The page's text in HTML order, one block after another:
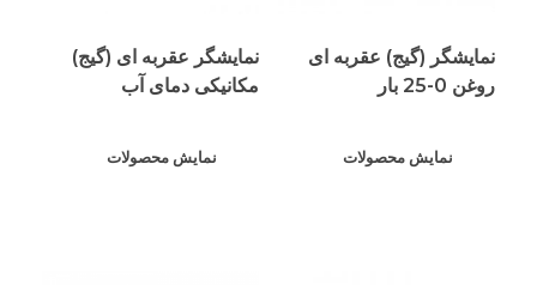
نمایشگر (گیج) عقربه ای
روغن 0-25 بار
نمایش محصولات
نمایشگر عقربه ای (گیج)
مکانیکی دمای آب
نمایش محصولات